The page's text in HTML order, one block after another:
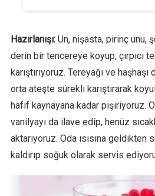
Hazırlanışı:Un, nişasta, pirinç unu,
derin bir tencereye koyup, çırpıcı
karıştırıyoruz. Tereyağı ve
orta ateşte sürekli karıştırarak
hafif kaynayana kadar pişiriyoruz.
vanilyayı da ilave edip, henüz
aktarıyoruz. Oda ısısına geldikten
kaldırıp soğuk olarak servis